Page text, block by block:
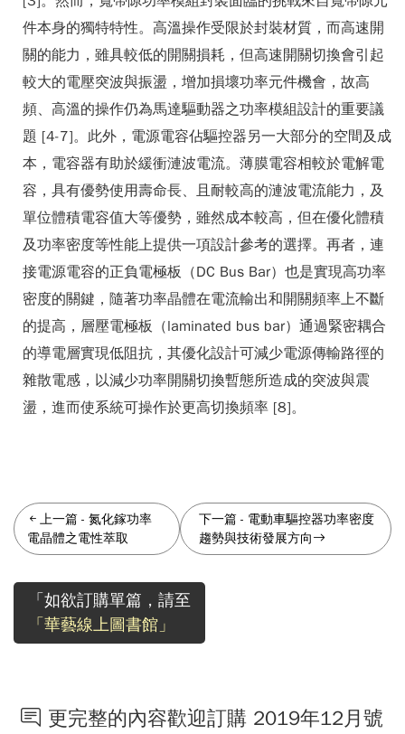
件本身的獨特特性。高溫操作受限於封裝材質，而高速開
關的能力，雖具較低的開關損耗，但高速開關切換會引起
較大的電壓突波與振盪，增加損壞功率元件機會，故高
頻、高溫的操作仍為馬達驅動器之功率模組設計的重要議
題 [4-7]。此外，電源電容佔驅控器另一大部分的空間及成
本，電容器有助於緩衝漣波電流。薄膜電容相較於電解電
容，具有優勢使用壽命長、且耐較高的漣波電流能力，及
單位體積電容值大等優勢，雖然成本較高，但在優化體積
及功率密度等性能上提供一項設計參考的選擇。再者，連
接電源電容的正負電極板（DC Bus Bar）也是實現高功率
密度的關鍵，隨著功率晶體在電流輸出和開關頻率上不斷
的提高，層壓電極板（laminated bus bar）通過緊密耦合
的導電層實現低阻抗，其優化設計可減少電源傳輸路徑的
雜散電感，以減少功率開關切換暫態所造成的突波與震
盪，進而使系統可操作於更高切換頻率 [8]。
上一篇 - 氮化鎵功率
電晶體之電性萃取
下一篇 - 電動車驅控器功率密度
趨勢與技術發展方向
「如欲訂購單篇，請至
「華藝線上圖書館」
更完整的內容歡迎訂購 2019年12月號